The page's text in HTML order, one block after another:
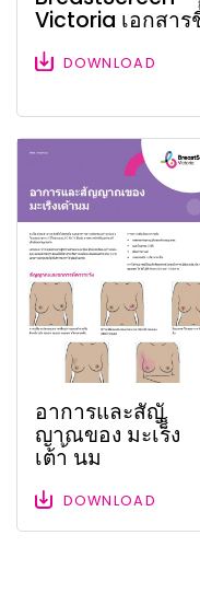
Victoria เอกสาร
DOWNLOAD
อาการและสัญั
ญาณของ มะเร็็ง
เต้า้ นม
DOWNLOAD